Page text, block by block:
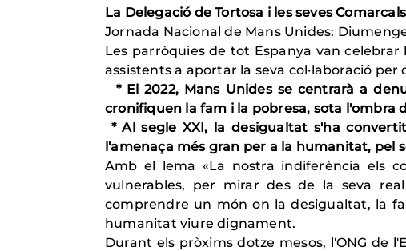
La Delegació de Tortosa i les seves
Jornada Nacional de Mans Unides:
Les parròquies de tot Espanya van
assistents a aportar la seva col·laboració
* El 2022, Mans Unides se centrarà a
cronifiquen la fam i la pobresa, sota l'ombra
* Al segle XXI, la desigualtat s'ha
l'amenaça més gran per a la humanitat, pel
Amb el lema «La nostra indiferència els
vulnerables, per mirar des de la seva
comprendre un món on la desigualtat, la
humanitat viure dignament.
Durant els pròxims dotze mesos, l'ONG de